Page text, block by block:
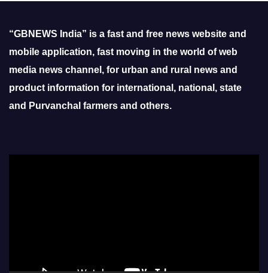
“GBNEWS India” is a fast and free news website and
mobile application, fast moving in the world of web
media news channel, for urban and rural news and
product information for international, national, state
and Purvanchal farmers and others.